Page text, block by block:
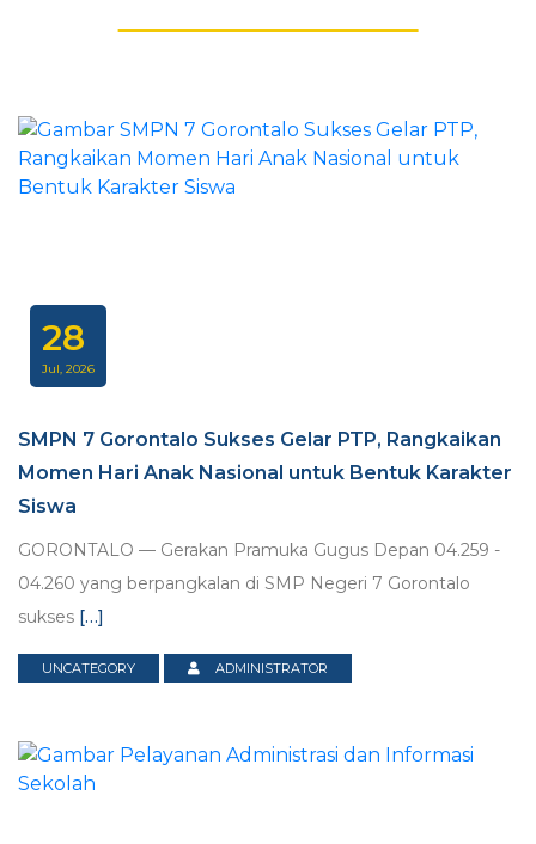
28
Jul, 2026
SMPN 7 Gorontalo Sukses Gelar PTP, Rangkaikan
Momen Hari Anak Nasional untuk Bentuk Karakter
Siswa
GORONTALO — Gerakan Pramuka Gugus Depan 04.259 -
04.260 yang berpangkalan di SMP Negeri 7 Gorontalo
sukses […]
UNCATEGORY ADMINISTRATOR